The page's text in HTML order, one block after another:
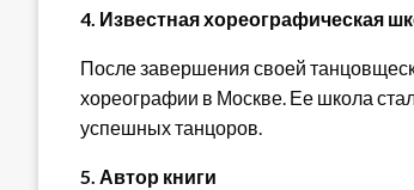
4. Известная хореографическая
После завершения своей
хореографии в Москве. Ее школа
успешных танцоров.
5. Автор книги